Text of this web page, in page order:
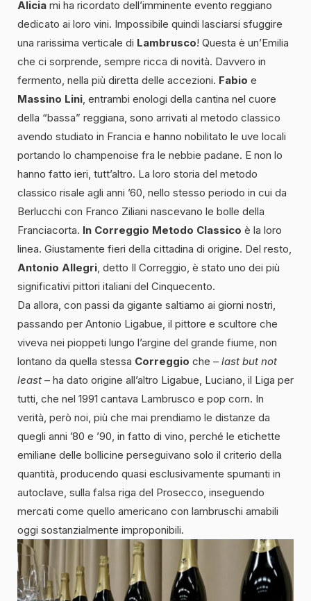
Alicia mi ha ricordato dell’imminente evento reggiano
dedicato ai loro vini. Impossibile quindi lasciarsi sfuggire
una rarissima verticale di Lambrusco! Questa è un’Emilia
che ci sorprende, sempre ricca di novità. Davvero in
fermento, nella più diretta delle accezioni. Fabio e
Massino Lini, entrambi enologi della cantina nel cuore
della “bassa” reggiana, sono arrivati al metodo classico
avendo studiato in Francia e hanno nobilitato le uve locali
portando lo champenoise fra le nebbie padane. E non lo
hanno fatto ieri, tutt’altro. La loro storia del metodo
classico risale agli anni ’60, nello stesso periodo in cui da
Berlucchi con Franco Ziliani nascevano le bolle della
Franciacorta. In Correggio Metodo Classico è la loro
linea. Giustamente fieri della cittadina di origine. Del resto,
Antonio Allegri, detto Il Correggio, è stato uno dei più
significativi pittori italiani del Cinquecento.
Da allora, con passi da gigante saltiamo ai giorni nostri,
passando per Antonio Ligabue, il pittore e scultore che
viveva nei pioppeti lungo l’argine del grande fiume, non
lontano da quella stessa Correggio che – last but not
least – ha dato origine all’altro Ligabue, Luciano, il Liga per
tutti, che nel 1991 cantava Lambrusco e pop corn. In
verità, però noi, più che mai prendiamo le distanze da
quegli anni ’80 e ’90, in fatto di vino, perché le etichette
emiliane delle bollicine perseguivano solo il criterio della
quantità, producendo quasi esclusivamente spumanti in
autoclave, sulla falsa riga del Prosecco, inseguendo
mercati come quello americano con lambruschi amabili
oggi sostanzialmente improponibili.